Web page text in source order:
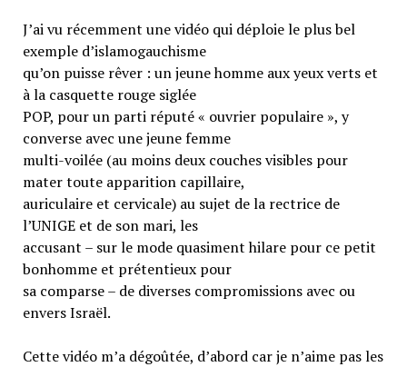
J’ai vu récemment une vidéo qui déploie le plus bel
exemple d’islamogauchisme
qu’on puisse rêver : un jeune homme aux yeux verts et
à la casquette rouge siglée
POP, pour un parti réputé « ouvrier populaire », y
converse avec une jeune femme
multi-voilée (au moins deux couches visibles pour
mater toute apparition capillaire,
auriculaire et cervicale) au sujet de la rectrice de
l’UNIGE et de son mari, les
accusant – sur le mode quasiment hilare pour ce petit
bonhomme et prétentieux pour
sa comparse – de diverses compromissions avec ou
envers Israël.
Cette vidéo m’a dégoûtée, d’abord car je n’aime pas les